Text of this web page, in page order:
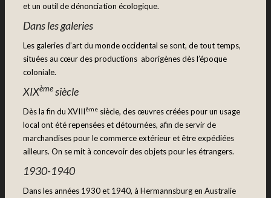
et un outil de dénonciation écologique.
Dans les galeries
Les galeries d’art du monde occidental se sont, de tout temps,
situées au cœur des productions aborigènes dès l’époque
coloniale.
XIXèmesiècle
Dès la fin du XVIIIème siècle, des œuvres créées pour un usage
local ont été repensées et détournées, afin de servir de
marchandises pour le commerce extérieur et être expédiées
ailleurs. On se mit à concevoir des objets pour les étrangers.
1930-1940
Dans les années 1930 et 1940, à Hermannsburg en Australie